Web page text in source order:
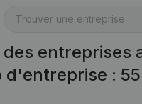
entreprises
d'entreprise :